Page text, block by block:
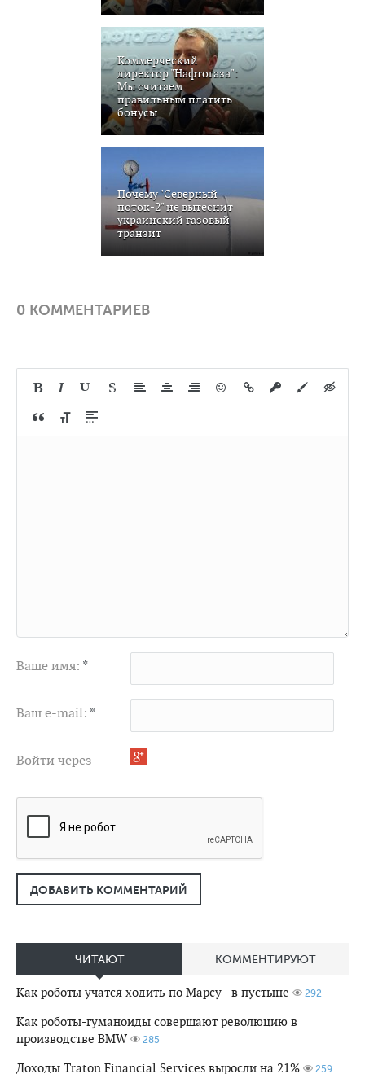
Коммерческий
директор "Нафтогаза":
Мы считаем
правильным платить
бонусы
Почему "Северный
поток-2" не вытеснит
украинский газовый
транзит
0 КОММЕНТАРИЕВ
Ваше имя: *
Ваш e-mail: *
Войти через
ДОБАВИТЬ КОММЕНТАРИЙ
ЧИТАЮТ КОММЕНТИРУЮТ
Как роботы учатся ходить по Марсу - в пустыне 292
Как роботы-гуманоиды совершают революцию в
производстве BMW
285
Доходы Traton Financial Services выросли на 21% 259